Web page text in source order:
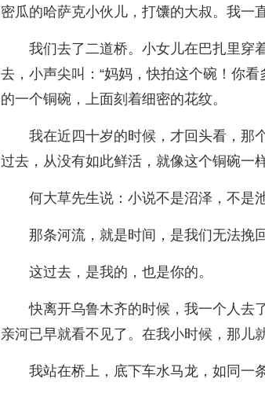
密瓜的哈萨克小伙儿，打馕的大叔。我一直
我们去了二道桥。小女儿在巴扎里穿
去，小声尖叫：“妈妈，快拍这个碗！你
的一个铜碗，上面刻着细密的花纹。
我在近四十岁的时候，才回头看，那
过去，从没有如此鲜活，就像这个铜碗一
何大草先生说：小说不是沼泽，不是
那条河流，就是时间，是我们无法挽
这过去，是我的，也是你的。
快离开乌鲁木齐的时候，我一个人去
亲河已早就看不见了。在我小时候，那儿
我站在桥上，底下车水马龙，如同一